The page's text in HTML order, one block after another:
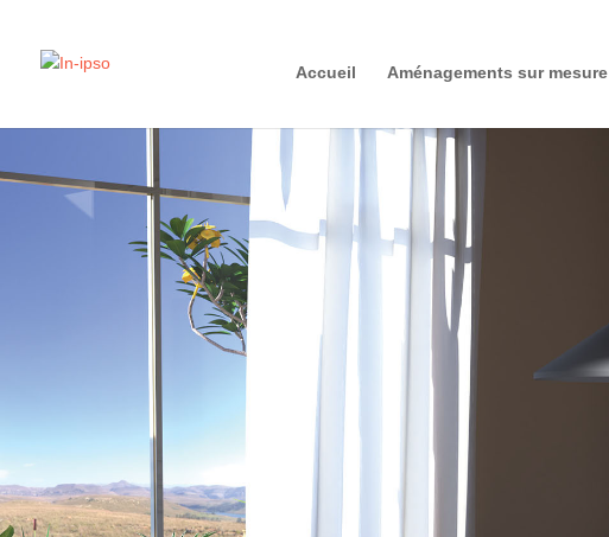
Accueil Aménagements sur mesure